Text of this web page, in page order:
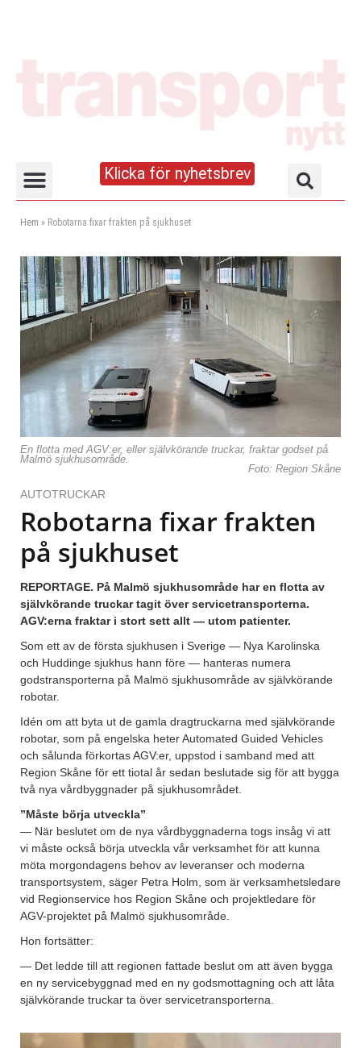
Klicka för nyhetsbrev
Hem » Robotarna fixar frakten på sjukhuset
En flotta med AGV:er, eller självkörande truckar, fraktar godset på
Malmö sjukhusområde.
Foto: Region Skåne
AUTOTRUCKAR
Robotarna fixar frakten
på sjukhuset
REPORTAGE. På Malmö sjukhusområde har en flotta av
självkörande truckar tagit över servicetransporterna.
AGV:erna fraktar i stort sett allt — utom patienter.
Som ett av de första sjukhusen i Sverige — Nya Karolinska
och Huddinge sjukhus hann före — hanteras numera
godstransporterna på Malmö sjukhusområde av självkörande
robotar.
Idén om att byta ut de gamla dragtruckarna med självkörande
robotar, som på engelska heter Automated Guided Vehicles
och sålunda förkortas AGV:er, uppstod i samband med att
Region Skåne för ett tiotal år sedan beslutade sig för att bygga
två nya vårdbyggnader på sjukhusområdet.
”Måste börja utveckla”
— När beslutet om de nya vårdbyggnaderna togs insåg vi att
vi måste också börja utveckla vår verksamhet för att kunna
möta morgondagens behov av leveranser och moderna
transportsystem, säger Petra Holm, som är verksamhetsledare
vid Regionservice hos Region Skåne och projektledare för
AGV-projektet på Malmö sjukhusområde.
Hon fortsätter:
— Det ledde till att regionen fattade beslut om att även bygga
en ny servicebyggnad med en ny godsmottagning och att låta
självkörande truckar ta över servicetransporterna.